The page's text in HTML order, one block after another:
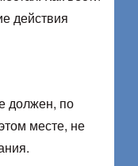
действия
должен, по
месте, не